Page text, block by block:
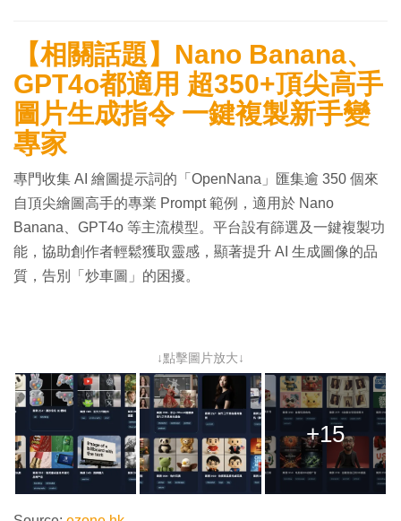
【相關話題】Nano Banana、
GPT4o都適用 超350+頂尖高手
圖片生成指令 一鍵複製新手變
專家
專門收集 AI 繪圖提示詞的「OpenNana」匯集逾 350 個來
自頂尖繪圖高手的專業 Prompt 範例，適用於 Nano
Banana、GPT4o 等主流模型。平台設有篩選及一鍵複製功
能，協助創作者輕鬆獲取靈感，顯著提升 AI 生成圖像的品
質，告別「炒車圖」的困擾。
↓點擊圖片放大↓
+15